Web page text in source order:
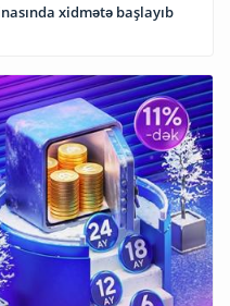
xidmətə başlayıb